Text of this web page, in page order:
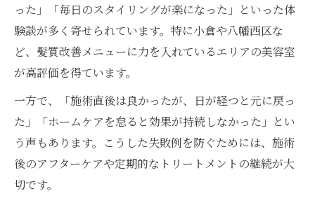
った」「毎日のスタイリングが楽になった」といった体
験談が多く寄せられています。特に小倉や八幡西区な
ど、髪質改善メニューに力を入れているエリアの美容室
が高評価を得ています。
一方で、「施術直後は良かったが、日が経つと元に戻っ
た」「ホームケアを怠ると効果が持続しなかった」とい
う声もあります。こうした失敗例を防ぐためには、施術
後のアフターケアや定期的なトリートメントの継続が大
切です。